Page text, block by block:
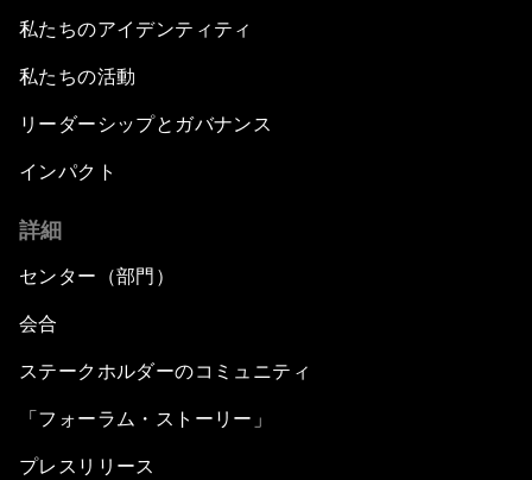
私たちのアイデンティティ
私たちの活動
リーダーシップとガバナンス
インパクト
詳細
センター（部門）
会合
ステークホルダーのコミュニティ
「フォーラム・ストーリー」
プレスリリース